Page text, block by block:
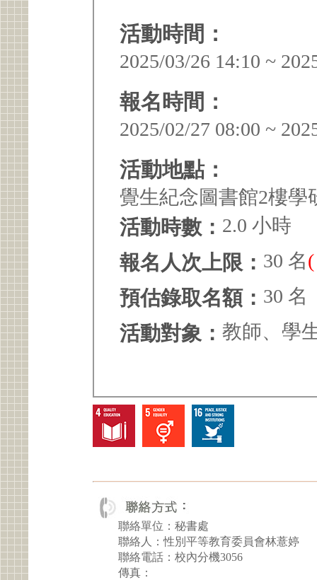
活動時間：
2025/03/26 14:10 ~
報名時間：
2025/02/27 08:00 ~
活動地點：
覺生紀念圖書館2樓學
活動時數： 2.0 小時
報名人次上限： 30 名
預估錄取名額： 30 名
活動對象： 教師、學
聯絡單位：秘書處
聯絡人：性別平等教育委員會林薏婷
聯絡電話：校內分機3056
傳真：